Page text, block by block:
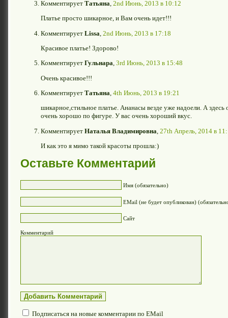
Комментирует Татьяна 2nd Июнь, 2013 в 10:12
Платье просто шикарное, и Вам очень идет!!!
Комментирует Lissa 2nd Июнь, 2013 в 17:18
Красивое платье! Здорово!
Комментирует Гульнара, 3rd Июнь, 2013 в 15:48
Очень красивое!!!
Комментирует Татьяна 4th Июнь, 2013 в 19:21
шикарное,стильное платье. Ананасы везде уже надоели. А здесь
очень хорошо по фигуре. У вас очень хороший вкус.
Комментирует Наталья Владимировна 27th Апрель, 2014 в
И как это я мимо такой красоты прошла:)
Оставьте Комментарий
Имя (обязательно)
EMail (не будет опубликован)
Сайт
Комментарий
Подписаться на новые комментарии по EMail